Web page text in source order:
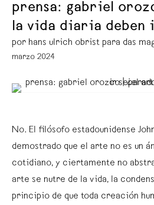
prensa: gabriel
la vida diaria deben
por hans ulrich obrist para das
marzo 2024
No. El filósofo estadounidense
demostrado que el arte no es un
cotidiano, y ciertamente no
arte se nutre de la vida, la
principio de que toda creación